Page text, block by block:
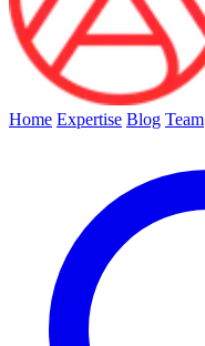
Home Expertise Blog Team